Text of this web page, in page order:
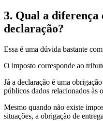
3. Qual a diferença
declaração?
Essa é uma dúvida bastante
O imposto corresponde ao
Já a declaração é uma
públicos dados relacionados às
Mesmo quando não existe
situações, a obrigação de